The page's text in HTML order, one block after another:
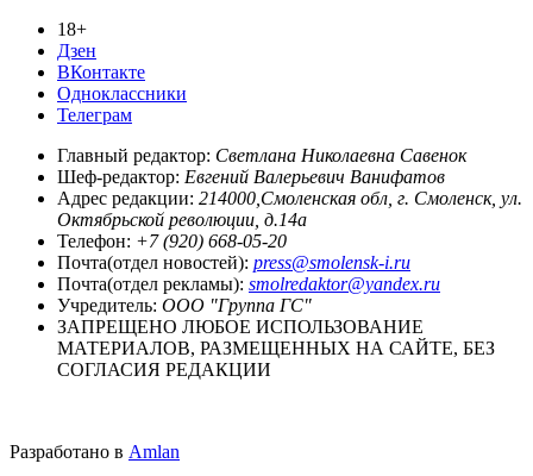
18+
Дзен
ВКонтакте
Одноклассники
Телеграм
Главный редактор: Светлана Николаевна Савенок
Шеф-редактор: Евгений Валерьевич Ванифатов
Адрес редакции: 214000,Смоленская обл, г. Смоленск, ул.
Октябрьской революции, д.14а
Телефон: +7 (920) 668-05-20
Почта(отдел новостей): press@smolensk-i.ru
Почта(отдел рекламы): smolredaktor@yandex.ru
Учредитель: ООО "Группа ГС"
ЗАПРЕЩЕНО ЛЮБОЕ ИСПОЛЬЗОВАНИЕ
МАТЕРИАЛОВ, РАЗМЕЩЕННЫХ НА САЙТЕ, БЕЗ
СОГЛАСИЯ РЕДАКЦИИ
Разработано в Amlan